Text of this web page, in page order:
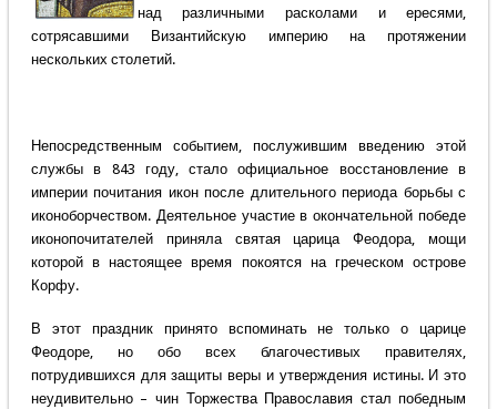
над различными расколами и ересями,
сотрясавшими Византийскую империю на протяжении
нескольких столетий.
Непосредственным событием, послужившим введению этой
службы в 843 году, стало официальное восстановление в
империи почитания икон после длительного периода борьбы с
иконоборчеством. Деятельное участие в окончательной победе
иконопочитателей приняла святая царица Феодора, мощи
которой в настоящее время покоятся на греческом острове
Корфу.
В этот праздник принято вспоминать не только о царице
Феодоре, но обо всех благочестивых правителях,
потрудившихся для защиты веры и утверждения истины. И это
неудивительно – чин Торжества Православия стал победным